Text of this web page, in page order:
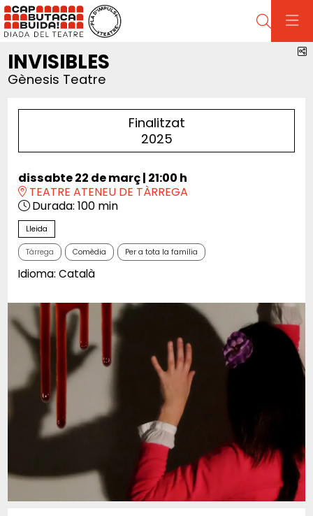
Cerca
INVISIBLES
Gènesis Teatre
Finalitzat
2025
dissabte 22 de març| 21:00 h
TEATRE ATENEU DE TÀRREGA
Durada: 100 min
Lleida
Tàrrega Comèdia Per a tota la família
Idioma: Català